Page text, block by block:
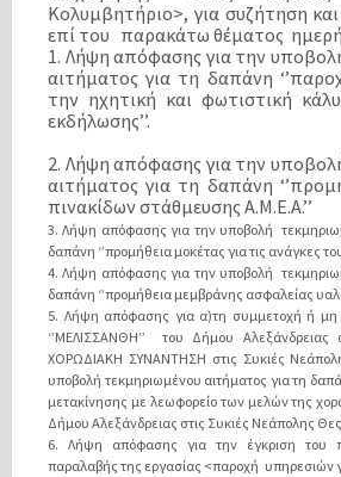
Κολυμβητήριο>, για συζήτηση
επί του παρακάτω θέματος
1. Λήψη απόφασης για την
αιτήματος για τη δαπάνη
την ηχητική και φωτιστική
εκδήλωσης’’.
2. Λήψη απόφασης για την
αιτήματος για τη δαπάνη
πινακίδων στάθμευσης Α.Μ.Ε.Α.’’
3. Λήψη απόφασης για την υποβολή
δαπάνη ‘’προμήθεια μοκέτας για τις ανάγκες
4. Λήψη απόφασης για την υποβολή
δαπάνη ‘’προμήθεια μεμβράνης ασφαλείας
5. Λήψη απόφασης για α)τη συμμετοχή ή μη
‘’ΜΕΛΙΣΣΑΝΘΗ’’ του Δήμου
ΧΟΡΩΔΙΑΚΗ ΣΥΝΑΝΤΗΣΗ στις Συκιές
υποβολή τεκμηριωμένου αιτήματος για τη
μετακίνησης με λεωφορείο των μελών της
Δήμου Αλεξάνδρειας στις Συκιές Νεάπολης Θες/
6. Λήψη απόφασης για την έγκριση του
παραλαβής της εργασίας <παροχή υπηρεσιών